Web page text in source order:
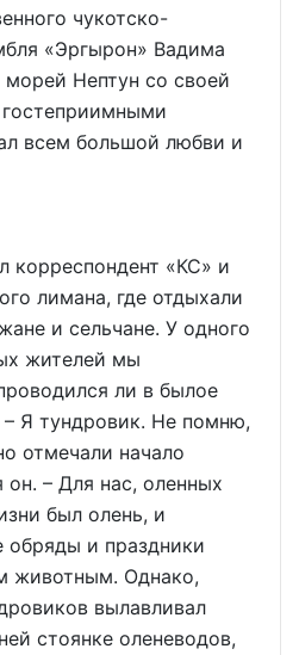
чукотско-
«Эргырон» Вадима
Нептун со своей
всем большой любви и
корреспондент «КС» и
лимана, где отдыхали
и сельчане. У одного
жителей мы
ли в былое
Я тундровик. Не помню,
отмечали начало
он. – Для нас, оленных
был олень, и
обряды и праздники
животным. Однако,
вылавливал
стоянке оленеводов,